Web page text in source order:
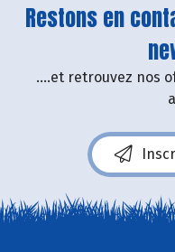
Restons en
....et retrouvez nos